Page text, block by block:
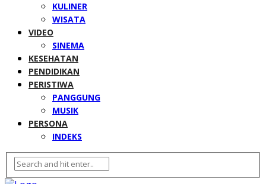
KULINER
WISATA
VIDEO
SINEMA
KESEHATAN
PENDIDIKAN
PERISTIWA
PANGGUNG
MUSIK
PERSONA
INDEKS